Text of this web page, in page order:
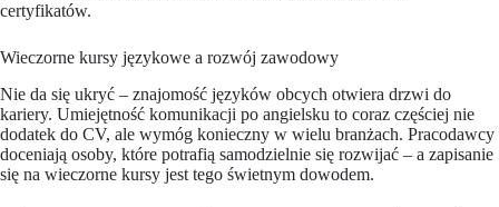
certyfikatów.
Wieczorne kursy językowe a rozwój zawodowy
Nie da się ukryć – znajomość języków obcych otwiera drzwi do
kariery. Umiejętność komunikacji po angielsku to coraz częściej nie
dodatek do CV, ale wymóg konieczny w wielu branżach. Pracodawcy
doceniają osoby, które potrafią samodzielnie się rozwijać – a zapisanie
się na wieczorne kursy jest tego świetnym dowodem.